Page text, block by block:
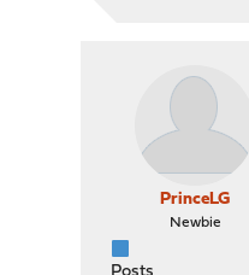
PrinceLG
Newbie